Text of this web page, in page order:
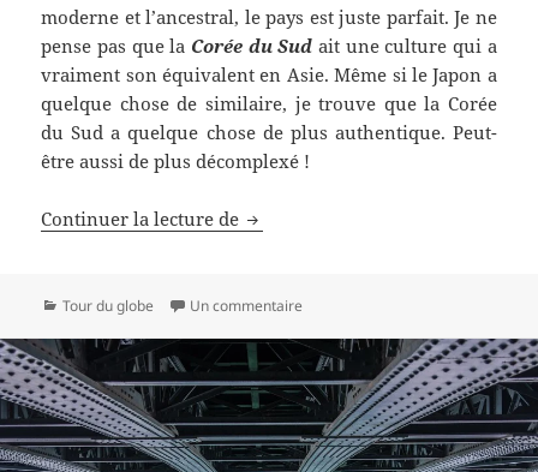
moderne et l’ancestral, le pays est juste parfait. Je ne
pense pas que la Corée du Sud ait une culture qui a
vraiment son équivalent en Asie. Même si le Japon a
quelque chose de similaire, je trouve que la Corée
du Sud a quelque chose de plus authentique. Peut-
être aussi de plus décomplexé !
Continuer la lecture de Corée du Sud : 5 raisons de s’y
Catégories
Tour du globe Un commentaire